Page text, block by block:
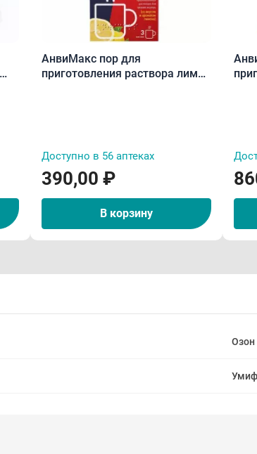
АнвиМакс пор для
приготовления раствора лимон
Доступно в 56 аптеках
390,00 ₽
В корзину